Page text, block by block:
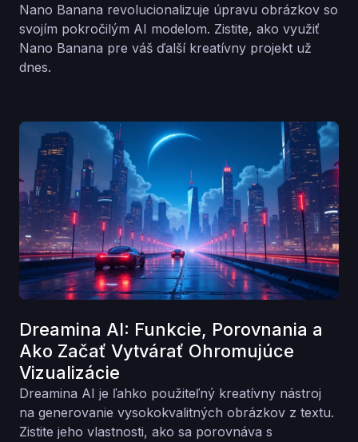
Nano Banana revolucionalizuje úpravu obrázkov so
svojím pokročilým AI modelom. Zistite, ako využiť
Nano Banana pre váš ďalší kreatívny projekt už
dnes.
Dreamina AI: Funkcie, Porovnania a
Ako Začať Vytvárať Ohromujúce
Vizualizácie
Dreamina AI je ľahko použiteľný kreatívny nástroj
na generovanie vysokokvalitných obrázkov z textu.
Zistite jeho vlastnosti, ako sa porovnáva s